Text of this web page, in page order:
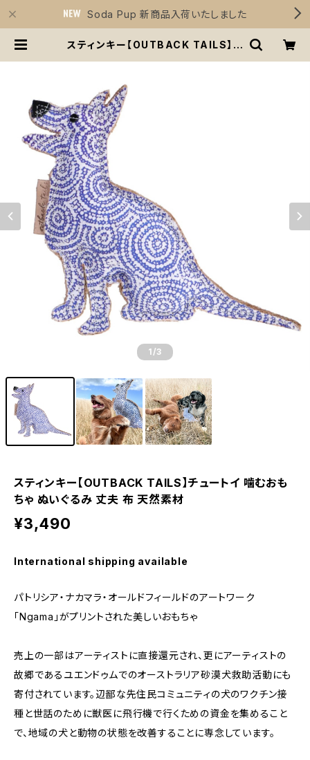
Soda Pup 新商品入荷いたしました
スティンキー【OUTBACK TAILS】チ
1 /3
スティンキー【OUTBACK TAILS】チュートイ 噛むおも
ちゃ ぬいぐるみ 丈夫 布 天然素材
¥3,490
International shipping available
パトリシア・ナカマラ・オールドフィールドのアートワーク
「Ngama」がプリントされた美しいおもちゃ
売上の一部はアーティストに直接還元され、更にアーティストの
故郷であるユエンドゥムでのオーストラリア砂漠犬救助活動にも
寄付されています。辺鄙な先住民コミュニティの犬のワクチン接
種と世話のために獣医に飛行機で行くための資金を集めること
で、地域の犬と動物の状態を改善することに専念しています。